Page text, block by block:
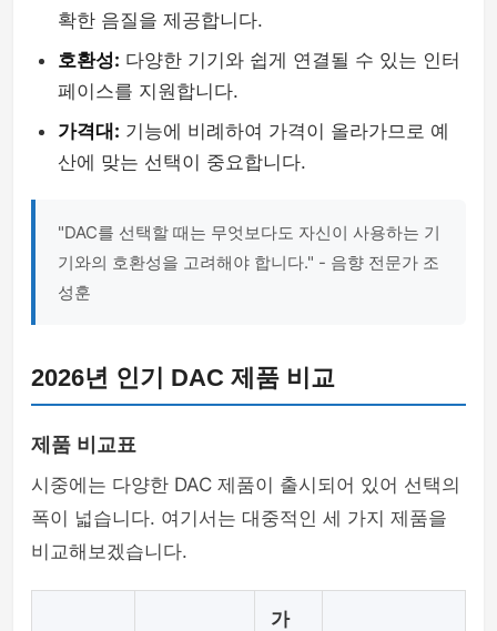
확한 음질을 제공합니다.
호환성: 다양한 기기와 쉽게 연결될 수 있는 인터
페이스를 지원합니다.
가격대: 기능에 비례하여 가격이 올라가므로 예
산에 맞는 선택이 중요합니다.
"DAC를 선택할 때는 무엇보다도 자신이 사용하는 기
기와의 호환성을 고려해야 합니다." - 음향 전문가 조
성훈
2026년 인기 DAC 제품 비교
제품 비교표
시중에는 다양한 DAC 제품이 출시되어 있어 선택의
폭이 넓습니다. 여기서는 대중적인 세 가지 제품을
비교해보겠습니다.
가